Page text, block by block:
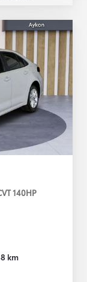
140HP
km